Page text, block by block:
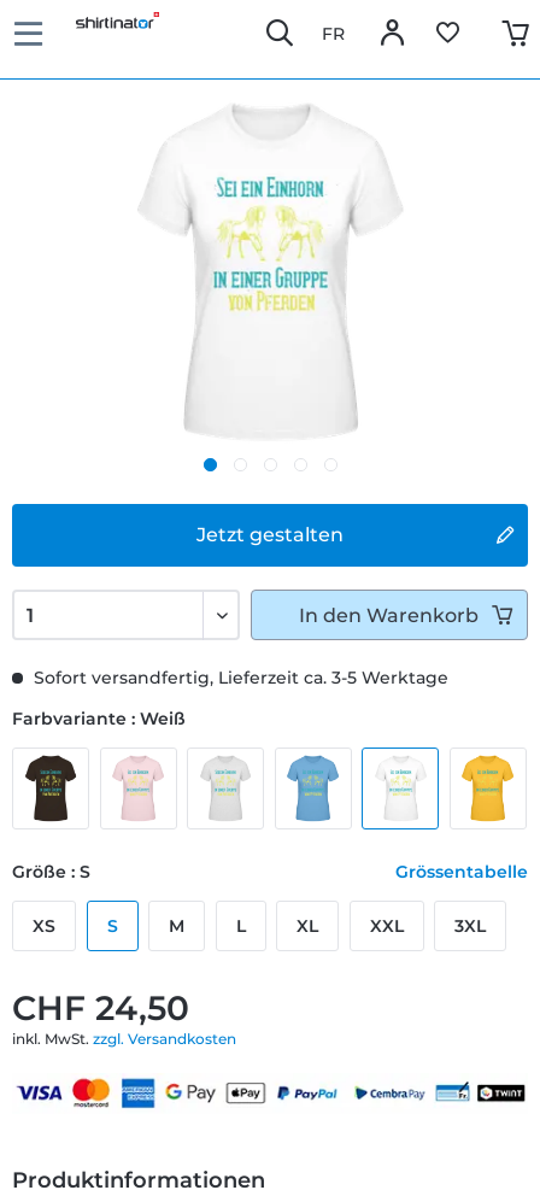
FR
Jetzt gestalten
CHF 24,50
inkl. MwSt. zzgl. Versandkosten
Sofort versandfertig, Lieferzeit ca. 3-5 Werktage
Farbvariante : Weiß
Größe : S Grössentabelle
XS S M L XL XXL 3XL
In den Warenkorb
Produktinformationen